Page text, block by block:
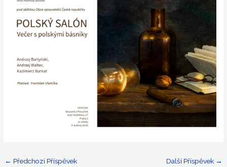
← Předchozí Příspěvek Další Příspěvek →